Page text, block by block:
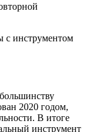
с инструментом
2020 годом,
В итоге
инструмент